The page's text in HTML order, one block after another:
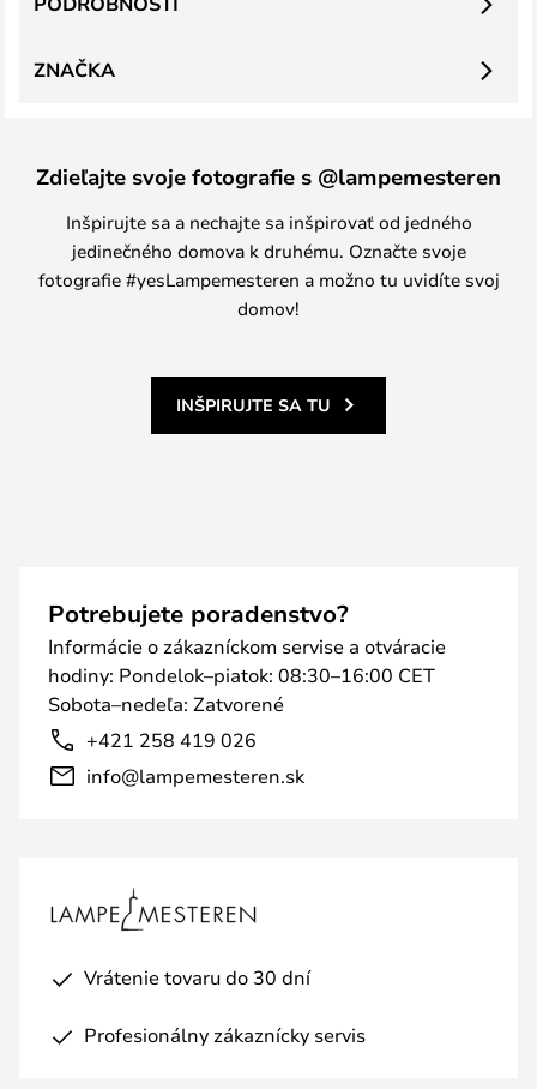
ZNAČKA
Zdieľajte svoje fotografie s @lampemesteren
Inšpirujte sa a nechajte sa inšpirovať od jedného
jedinečného domova k druhému. Označte svoje
fotografie #yesLampemesteren a možno tu uvidíte svoj
domov!
INŠPIRUJTE SA TU
Potrebujete poradenstvo?
Informácie o zákazníckom servise a otváracie
hodiny: Pondelok–piatok: 08:30–16:00 CET
Sobota–nedeľa: Zatvorené
+421 258 419 026
info@lampemesteren.sk
Vrátenie tovaru do 30 dní
Profesionálny zákaznícky servis